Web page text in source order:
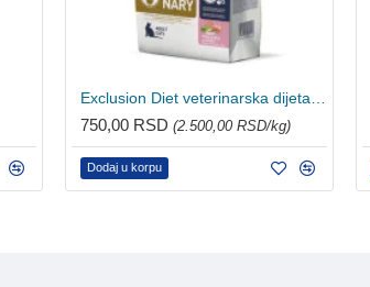
Exclusion Diet veterinarska dijeta za mačke Urinary- Svinjetina, grašak i pirinač 300g
750,00 RSD (2.500,00 RSD/kg)
Dodaj u korpu